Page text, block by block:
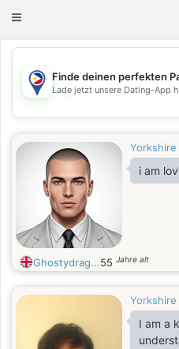
Toggle
💖
Finde deinen perfekten
Lade jetzt unsere Dating-App
i am
Ghostydrag...55 Jahre alt
I am a
understanding